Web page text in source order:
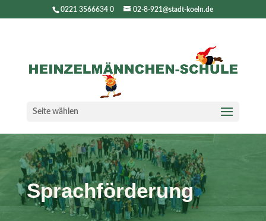
0221 3566634 0 02-8-921@stadt-koeln.de
Seite wählen
Sprachförderung